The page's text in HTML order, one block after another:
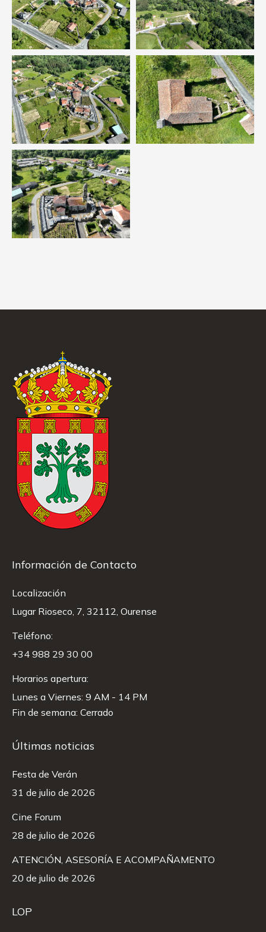
Información de Contacto
Localización
Lugar Rioseco, 7, 32112, Ourense
Teléfono:
+34 988 29 30 00
Horarios apertura:
Lunes a Viernes: 9 AM - 14 PM
Fin de semana: Cerrado
Últimas noticias
Festa de Verán
31 de julio de 2026
Cine Forum
28 de julio de 2026
ATENCIÓN, ASESORÍA E ACOMPAÑAMENTO
20 de julio de 2026
LOP